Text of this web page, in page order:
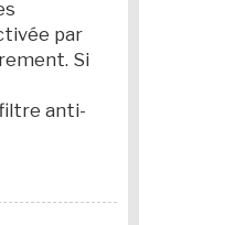
par
Si
anti-